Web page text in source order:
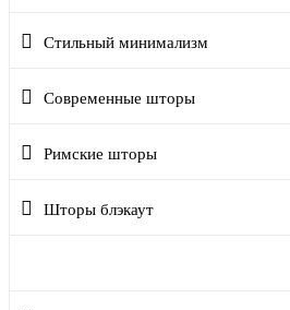
Стильный минимализм
Современные шторы
Римские шторы
Шторы блэкаут